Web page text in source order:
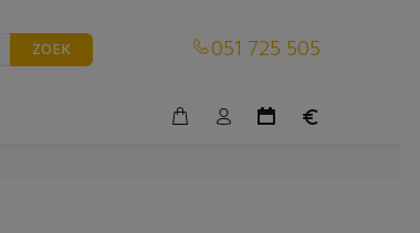
ZOEK 051 725 505